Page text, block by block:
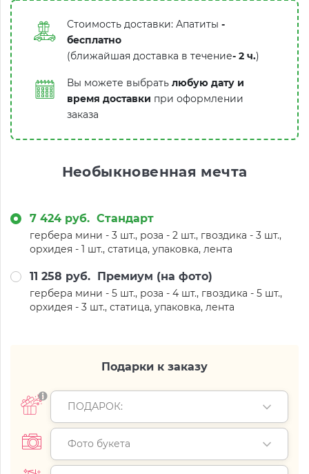
Стоимость доставки: Апатиты -
бесплатно
(ближайшая доставка в течение- 2 ч.)
Вы можете выбрать любую дату и
время доставки при оформлении
заказа
Необыкновенная мечта
7 424 руб. Стандарт
гербера мини - 3 шт., роза - 2 шт., гвоздика - 3 шт.,
орхидея - 1 шт., статица, упаковка, лента
11 258 руб. Премиум (на фото)
гербера мини - 5 шт., роза - 4 шт., гвоздика - 5 шт.,
орхидея - 3 шт., статица, упаковка, лента
Подарки к заказу
ПОДАРОК:
Фото букета